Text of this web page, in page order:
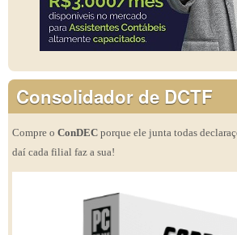
Consolidador de DCTF
Compre o ConDEC porque ele junta todas
daí cada filial faz a sua!